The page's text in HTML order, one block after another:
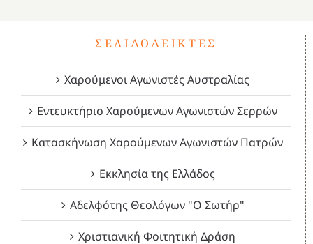
ΣΕΛΙΔΟΔΕΊΚΤΕΣ
Χαρούμενοι Αγωνιστές Αυστραλίας
Εντευκτήριο Χαρούμενων Αγωνιστών Σερρών
Κατασκήνωση Χαρούμενων Αγωνιστών Πατρών
Εκκλησία της Ελλάδος
Αδελφότης Θεολόγων "Ο Σωτήρ"
Χριστιανική Φοιτητική Δράση